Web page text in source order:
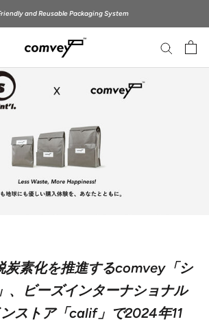
and Reusable Packaging System
炭素化を推進するcomvey「シ
、ビーズインターナショナル
ストア「calif」で2024年11